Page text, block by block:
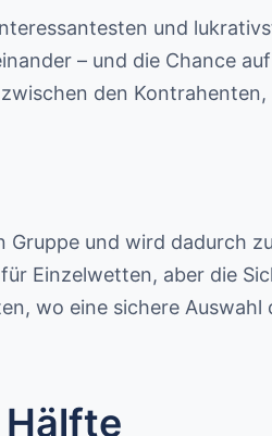
und
– und die Chance
den
und wird dadurch
Einzelwetten, aber die
wo eine sichere Auswahl
Hälfte